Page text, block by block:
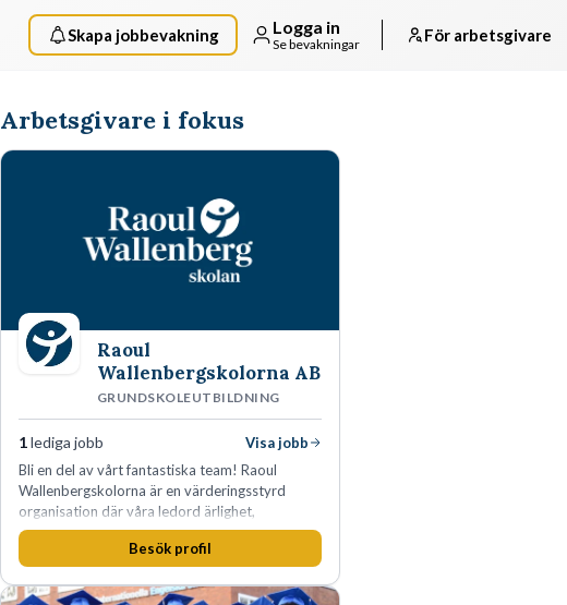
Skapa jobbevakning Logga in
Se bevakningar För arbetsgivare
Arbetsgivare i fokus
Raoul
Wallenbergskolorna AB
GRUNDSKOLEUTBILDNING
1lediga jobb
Visa jobb
Bli en del av vårt fantastiska team! Raoul
Wallenbergskolorna är en värderingsstyrd
organisation där våra ledord ärlighet,
medkänsla, mod och handlingskraft
genomsyrar allt vi gör. Vi är tydliga med vad vi
samtidigt möjligheter att växa och utvecklas
Besök profil